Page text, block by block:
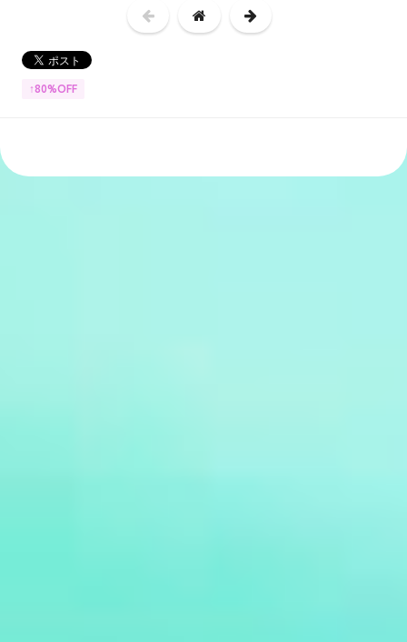
↑80%OFF